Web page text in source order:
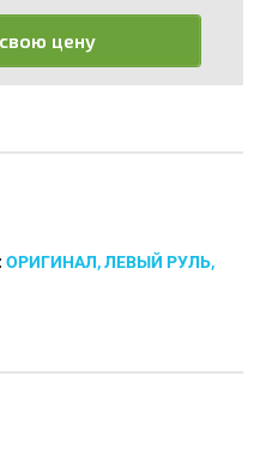
цену
ОРИГИНАЛ, ЛЕВЫЙ РУЛЬ,